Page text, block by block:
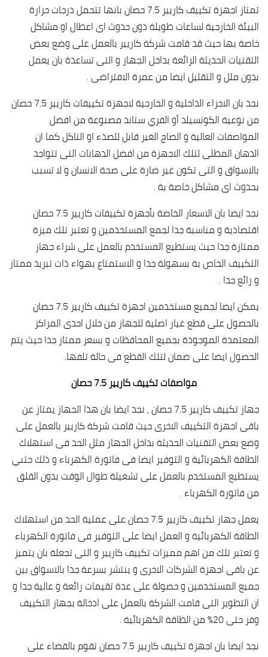
تمتاز اجهزة تكييف كاريير 7.5 حصان بانها تتحمل درجات حرارة
البيئة الخارجية لساعات طويلة دون حدوث اى اعطال او مشاكل
خاصة بها حيث قد قامت شركة كاريير بالعمل على وضع بعض
التقنيات الحديثة الرائعة بداخل الجهاز و التى تساعدة بان يعمل
بدون ملل و التقليل ايضا من عمرة الافتراضى .
نجد بان الاجزاء الداخلية و الخارجية لاجهزة تكييفات كاريير 7.5 حصان
من نوعية الكونسيلد أو الفري ستاند مصنوعة من افضل
المواصفات العالية و الصاج الغير قابل للصدء او التاكل كما ان
الدهان المطلى لتلك الاجهزة من افضل الدهانات التى تتواجد
بالاسواق و التى تكون غير ضارة على صحة الانسان و لا تسبب
بحدوث اى مشاكل خاصة بة .
نجد ايضا بان الاسعار الخاصة بأجهزة تكييفات كاريير 7.5 حصان
اقتصادية و مناسبة جدا لجمع المستخدمين و تعتبر تلك ميزة
ممتازة جدا حيث يستطيع المستخدم بالعمل على شراء جهاز
التكييف الخاص بة بسهولة جدا و الاستمتاع بهواء ذات تبريد ممتاز
و رائع جدا .
يمكن ايضا لجميع مستخدمين اجهزة تكييف كاريير 7.5 حصان
بالحصول على قطع غيار اصلية للجهاز من خلال احدى المراكز
المعتمدة الموجودة بجميع المحافظات و بسعر ممتاز جدا حيث يتم
الحصول ايضا على ضمان لتلك القطع فى حالة تلفها.
مواصفات تكييف كاريير 7.5 حصان
جهاز تكييف كاريير 7.5 حصان , نجد ايضا بان هذا الجهاز يمتاز عن
باقى اجهزة التكييف الاخرى حيث قامت شركة كاريير بالعمل على
وضع بعض التقنيات الحديثة بداخل الجهاز مثل الحد فى استهلاك
الطاقة الكهربائية و التوفير ايضا فى فاتورة الكهرباء و ذلك حتىي
يستطيع المستخدم بالعمل على تشغيلة طوال الوقت بدون القلق
من فاتورة الكهرباء .
يعمل جهاز تكييف كاريير 7.5 حصان على عملية الحد من استهلاك
الطاقة الكهربائية و العمل ايضا على التوفير فى فاتورة الكهرباء
و تعتبر تلك من اهم مميزات تكييف كاريير و التى تجعلة بان يتميز
عن باقى اجهزة الشركات الاخرى و ينتشر بسرعة جدا بالاسواق بين
جميع المستخدمين و حصولة على عدة تقيمات رائعة و عالية جدا و
ان التطوير التى قامت الشركة بالعمل على ادخالة بجهاز التكييف
وفر حتى 20% من الطاقة الكهربائية .
نجد ايضا بان اجهزة تكييف كاريير 7.5 حصان تقوم بالقضاء على